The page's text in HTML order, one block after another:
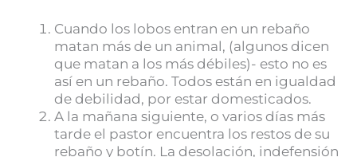
Cuando los lobos entran en un rebaño
matan más de un animal, (algunos dicen
que matan a los más débiles)- esto no es
así en un rebaño. Todos están en igualdad
de debilidad, por estar domesticados.
A la mañana siguiente, o varios días más
tarde el pastor encuentra los restos de su
rebaño y botín. La desolación, indefensión